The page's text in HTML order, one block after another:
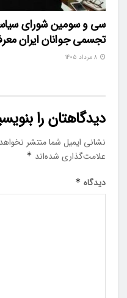
سی و سومین شورای
تجسمی جوانان ایران
دیدگاهتان را
نشانی ایمیل شما منتشر
علامت‌گذاری شده‌اند *
دیدگاه *